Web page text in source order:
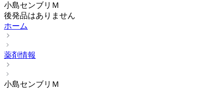
小島センブリＭ
後発品はありません
ホーム
薬剤情報
小島センブリＭ